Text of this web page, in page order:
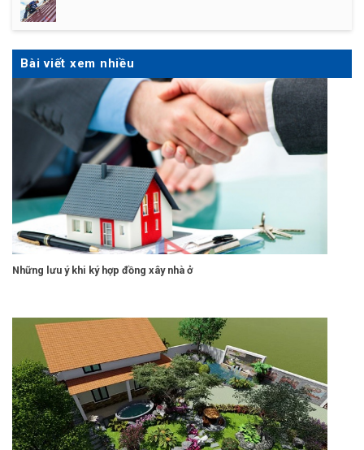
Bài viết xem nhiều
Những lưu ý khi ký hợp đồng xây nhà ở